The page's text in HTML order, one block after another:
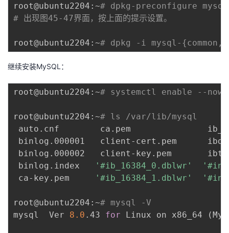
root@ubuntu2204:~# dpkg-preconfigure
# 出现图45-47界面，按上面的提示设置。
root@ubuntu2204:~# dpkg -i mysql-
继续安装MySQL：
root@ubuntu2204:~# systemctl enable --now
root@ubuntu2204:~# ls /var/lib/mysql
auto.cnf        ca.pem
binlog.000001   client-cert.pem
binlog.000002   client-key.pem
binlog.index
'#ib_16384_0.dblwr'
ca-key.pem
'#ib_16384_1.dblwr'
root@ubuntu2204:~# mysql -V
mysql  Ver 8.0 .43 for Linux on x86_64 (